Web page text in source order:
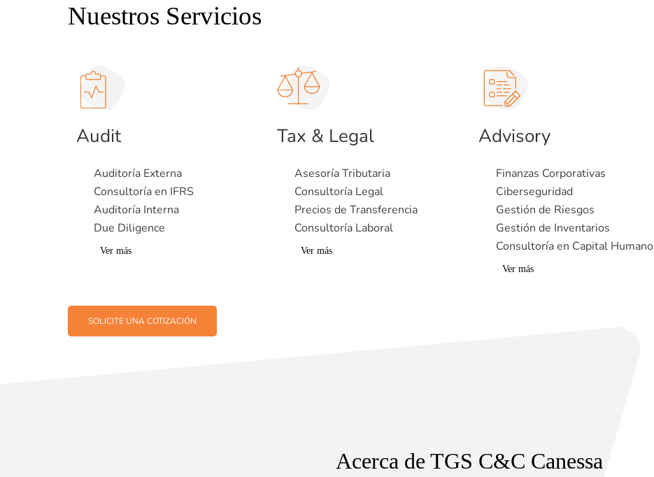
Nuestros Servicios
Audit
Auditoría Externa
Consultoría en IFRS
Auditoría Interna
Due Diligence
Ver más
Tax & Legal
Asesoría Tributaria
Consultoría Legal
Precios de Transferencia
Consultoría Laboral
Ver más
Advisory
Finanzas Corporativas
Ciberseguridad
Gestión de Riesgos
Gestión de Inventarios
Consultoría en Capital Humano
Ver más
SOLICITE UNA COTIZACIÓN
Acerca de TGS C&C Canessa